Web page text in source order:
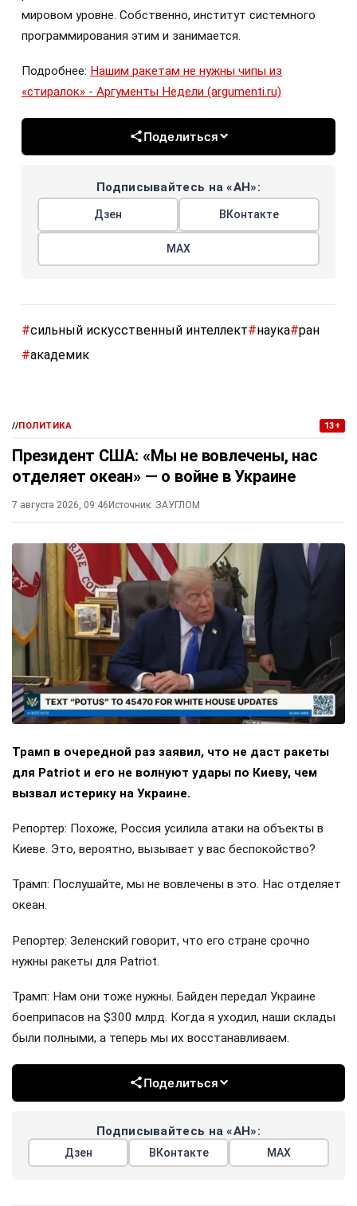
мировом уровне. Собственно, институт системного
программирования этим и занимается.
Подробнее: Нашим ракетам не нужны чипы из
«стиралок» - Аргументы Недели (argumenti.ru)
Поделиться
Подписывайтесь на «АН»:
Дзен ВКонтакте
МАХ
#сильный искусственный интеллект#наука#ран
#академик
//ПОЛИТИКА 13+
Президент США: «Мы не вовлечены, нас
отделяет океан» — о войне в Украине
7 августа 2026, 09:46Источник: ЗАУГЛОМ
Трамп в очередной раз заявил, что не даст ракеты
для Patriot и его не волнуют удары по Киеву, чем
вызвал истерику на Украине.
Репортер: Похоже, Россия усилила атаки на объекты в
Киеве. Это, вероятно, вызывает у вас беспокойство?
Трамп: Послушайте, мы не вовлечены в это. Нас отделяет
океан.
Репортер: Зеленский говорит, что его стране срочно
нужны ракеты для Patriot.
Трамп: Нам они тоже нужны. Байден передал Украине
боеприпасов на $300 млрд. Когда я уходил, наши склады
были полными, а теперь мы их восстанавливаем.
Поделиться
Подписывайтесь на «АН»:
Дзен ВКонтакте МАХ